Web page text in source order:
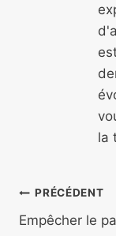
la
de
PRÉCÉDENT
Empêcher le